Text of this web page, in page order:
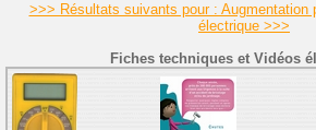
>>> Résultats suivants pour : Augmentation
électrique >>>
Fiches techniques et Vidéos